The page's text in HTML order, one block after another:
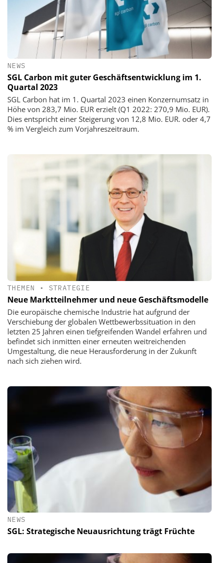
NEWS
SGL Carbon mit guter Geschäftsentwicklung im 1.
Quartal 2023
SGL Carbon hat im 1. Quartal 2023 einen Konzernumsatz in
Höhe von 283,7 Mio. EUR erzielt (Q1 2022: 270,9 Mio. EUR).
Dies entspricht einer Steigerung von 12,8 Mio. EUR. oder 4,7
% im Vergleich zum Vorjahreszeitraum.
THEMEN • STRATEGIE
Neue Marktteilnehmer und neue Geschäftsmodelle
Die europäische chemische Industrie hat aufgrund der
Verschiebung der globalen Wettbewerbssituation in den
letzten 25 Jahren einen tiefgreifenden Wandel erfahren und
befindet sich inmitten einer erneuten weitreichenden
Umgestaltung, die neue Herausforderung in der Zukunft
nach sich ziehen wird.
NEWS
SGL: Strategische Neuausrichtung trägt Früchte